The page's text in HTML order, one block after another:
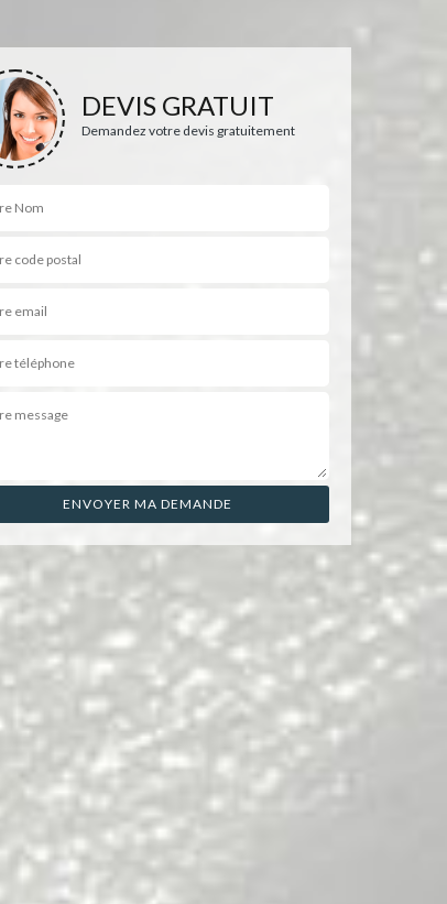
DEVIS GRATUIT
Demandez votre devis gratuitement